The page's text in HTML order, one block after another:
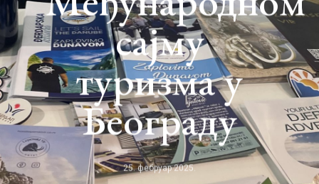
сајму
туризма у
Београду
25. фебруар 2025.